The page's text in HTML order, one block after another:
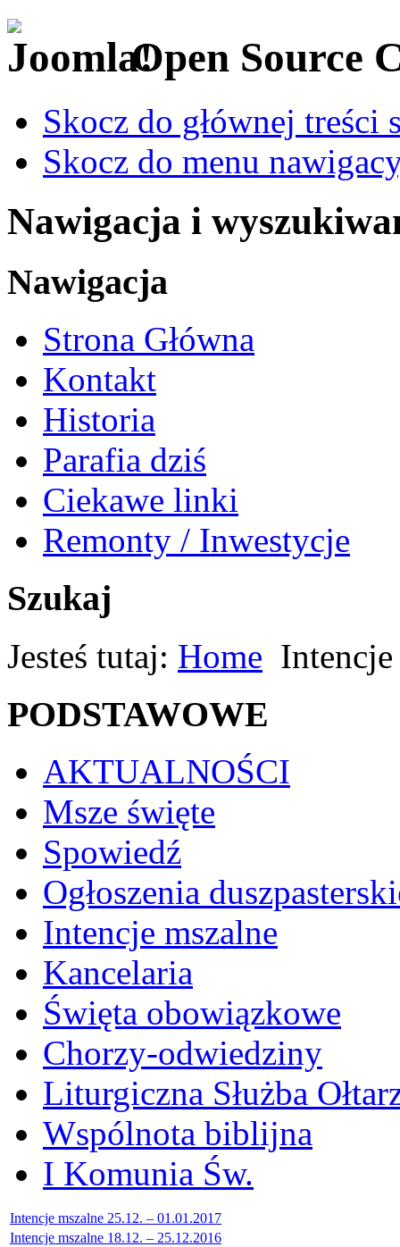
Open Source
Skocz do głównej treści
Skocz do menu
Nawigacja i
Nawigacja
Strona Główna
Kontakt
Historia
Parafia dziś
Ciekawe linki
Remonty / Inwestycje
Szukaj
Jesteś tutaj: Home Intencje
PODSTAWOWE
AKTUALNOŚCI
Msze święte
Spowiedź
Ogłoszenia
Intencje mszalne
Kancelaria
Święta obowiązkowe
Chorzy-odwiedziny
Liturgiczna Służba
Wspólnota biblijna
I Komunia Św.
Intencje mszalne 25.12. – 01.01.2017
Intencje mszalne 18.12. – 25.12.2016